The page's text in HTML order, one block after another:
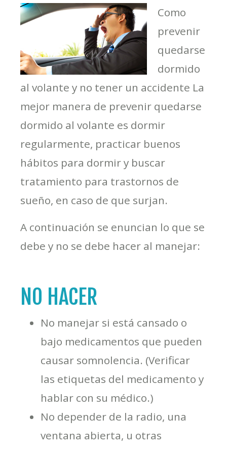
Como
prevenir
quedarse
dormido
al volante y no tener un accidente La
mejor manera de prevenir quedarse
dormido al volante es dormir
regularmente, practicar buenos
hábitos para dormir y buscar
tratamiento para trastornos de
sueño, en caso de que surjan.
A continuación se enuncian lo que se
debe y no se debe hacer al manejar:
NO HACER
No manejar si está cansado o
bajo medicamentos que pueden
causar somnolencia. (Verificar
las etiquetas del medicamento y
hablar con su médico.)
No depender de la radio, una
ventana abierta, u otras